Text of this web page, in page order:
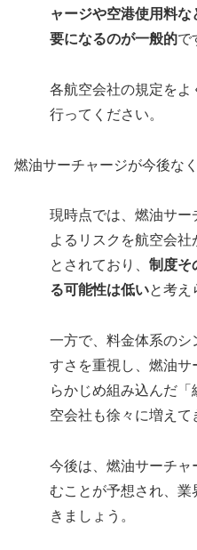
ャージや空港使用料
要になるのが一般的で
各航空会社の規定をよ
行ってください。
燃油サーチャージが今後な
現時点では、燃油サー
よるリスクを航空会
とされており、 制度そ
る可能性は低いと考え
一方で、料金体系の
すさを重視し、燃油サ
らかじめ組み込んだ
空会社も徐々に増えて
今後は、燃油サーチャ
むことが予想され、
きましょう。